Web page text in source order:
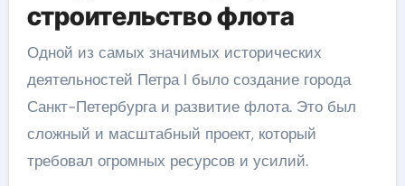
строительство флота
Одной из самых значимых исторических
деятельностей Петра I было создание города
Санкт-Петербурга и развитие флота. Это был
сложный и масштабный проект, который
требовал огромных ресурсов и усилий.